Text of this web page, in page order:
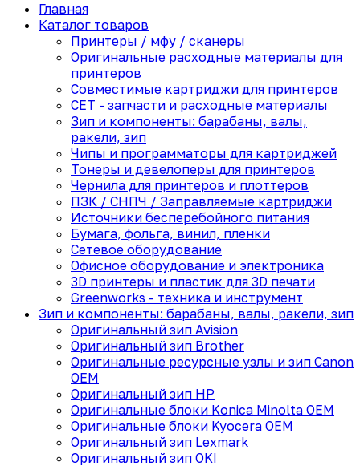
Главная
Каталог товаров
Принтеры / мфу / сканеры
Оригинальные расходные материалы для
принтеров
Совместимые картриджи для принтеров
CET - запчасти и расходные материалы
Зип и компоненты: барабаны, валы,
ракели, зип
Чипы и программаторы для картриджей
Тонеры и девелоперы для принтеров
Чернила для принтеров и плоттеров
ПЗК / СНПЧ / Заправляемые картриджи
Источники бесперебойного питания
Бумага, фольга, винил, пленки
Сетевое оборудование
Офисное оборудование и электроника
3D принтеры и пластик для 3D печати
Greenworks - техника и инструмент
Зип и компоненты: барабаны, валы, ракели, зип
Оригинальный зип Avision
Оригинальный зип Brother
Оригинальные ресурсные узлы и зип Canon
OEM
Оригинальный зип HP
Оригинальные блоки Konica Minolta OEM
Оригинальные блоки Kyocera OEM
Оригинальный зип Lexmark
Оригинальный зип OKI